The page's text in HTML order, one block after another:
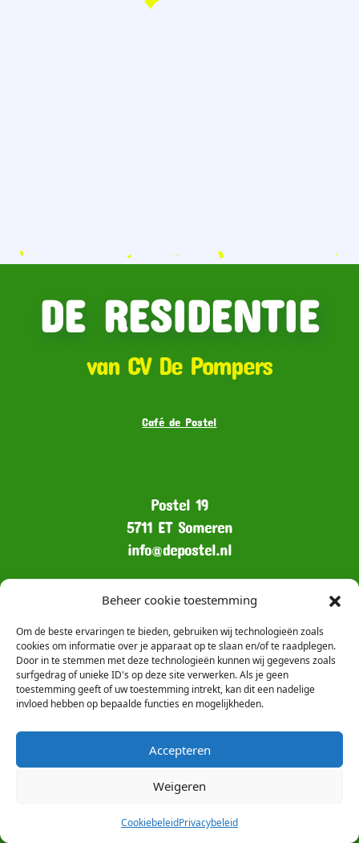
Beheer cookie toestemming
Om de beste ervaringen te bieden, gebruiken wij technologieën zoals
cookies om informatie over je apparaat op te slaan en/of te raadplegen.
Door in te stemmen met deze technologieën kunnen wij gegevens zoals
surfgedrag of unieke ID's op deze site verwerken. Als je geen
toestemming geeft of uw toestemming intrekt, kan dit een nadelige
invloed hebben op bepaalde functies en mogelijkheden.
Accepteren
Weigeren
CookiebeleidPrivacybeleid
DE RESIDENTIE
van CV De Pompers
Café de Postel
Postel 19
5711 ET Someren
info@depostel.nl
Het postadres is:
CV De Pompers
Kerkstraat 21
5711 GT Someren